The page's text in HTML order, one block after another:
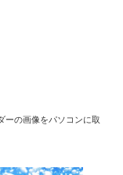
ーの画像をパソコンに取